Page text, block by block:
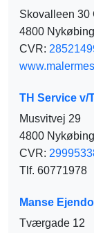
Skovalleen 30
4800
CVR:
TH Service v/
Musvitvej 29
4800
CVR:
Tlf. 60771978
Manse
Tværgade 12